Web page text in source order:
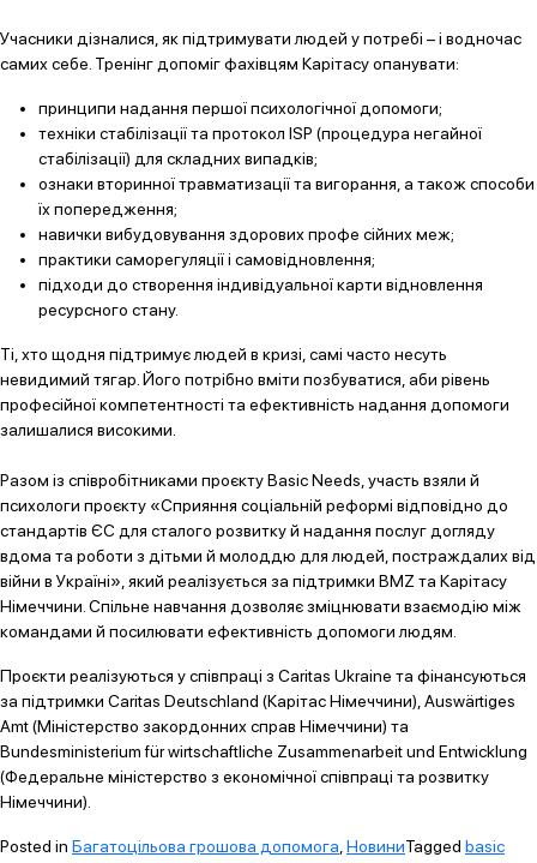
Учасники дізналися, як підтримувати людей у потребі – і водночас
самих себе. Тренінг допоміг фахівцям Карітасу опанувати:
принципи надання першої психологічної допомоги;
техніки стабілізації та протокол ISP (процедура негайної
стабілізації) для складних випадків;
ознаки вторинної травматизації та вигорання, а також способи
їх попередження;
навички вибудовування здорових профе сійних меж;
практики саморегуляції і самовідновлення;
підходи до створення індивідуальної карти відновлення
ресурсного стану.
Ті, хто щодня підтримує людей в кризі, самі часто несуть
невидимий тягар. Його потрібно вміти позбуватися, аби рівень
професійної компетентності та ефективність надання допомоги
залишалися високими.
Разом із співробітниками проєкту Basic Needs, участь взяли й
психологи проєкту «Сприяння соціальній реформі відповідно до
стандартів ЄС для сталого розвитку й надання послуг догляду
вдома та роботи з дітьми й молоддю для людей, постраждалих від
війни в Україні», який реалізується за підтримки BMZ та Карітасу
Німеччини. Спільне навчання дозволяє зміцнювати взаємодію між
командами й посилювати ефективність допомоги людям.
Проєкти реалізуються у співпраці з Caritas Ukraine та фінансуються
за підтримки Caritas Deutschland (Карітас Німеччини), Auswärtiges
Amt (Міністерство закордонних справ Німеччини) та
Bundesministerium für wirtschaftliche Zusammenarbeit und Entwicklung
(Федеральне міністерство з економічної співпраці та розвитку
Німеччини).
Posted in Багатоцільова грошова допомога НовиниTagged basic